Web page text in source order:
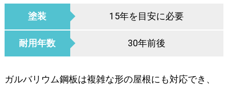
塗装 15年を目安に必要
耐用年数 30年前後
ガルバリウム鋼板は複雑な形の屋根にも対応でき、